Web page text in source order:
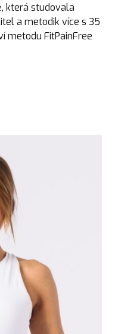
která studovala
a metodik více s 35
metodu FitPainFree